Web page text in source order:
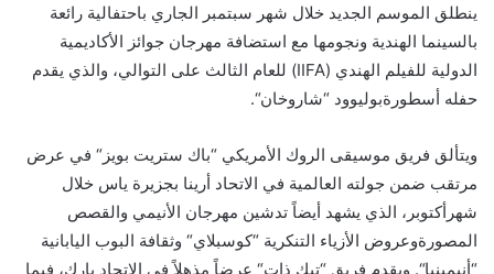
ينطلق الموسم الجديد خلال شهر سبتمبر الجاري باحتفالية رائعة
بالسينما الهندية ونجومها مع استضافة مهرجان جوائز الأكاديمية
الدولية للفيلم الهندي (IIFA) للعام الثالث على التوالي، والذي يقدم
حفله أسطورةبوليوود “شاروخان“
.
ويتألق فر يق موسيقى الروك الأمريكي “باك ستريت بويز “ في عرض
مرتقب ضمن جولته العالمية في الاتحاد أرينا بجزيرة ياس خلال
شهر أكتوبر، الذي يشهد أيضاًتدشين مهرجان الأنيمي والقصص
المصورةوعروض الأزياء التنكرية “كوسبلاي“ وثقافة البوب اليابانية
“أنيمينيا“
. ويقدم فر يق “تيك ذات“ عرضاً مذهلاً في الاتحاد بارك، فيما